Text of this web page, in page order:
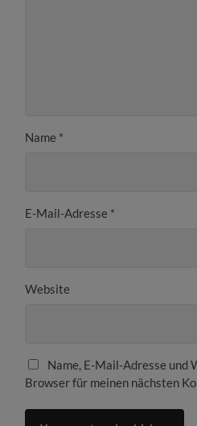
Name *
E-Mail-Adresse *
Website
Name, E-Mail-Adresse und
Browser für meinen nächsten